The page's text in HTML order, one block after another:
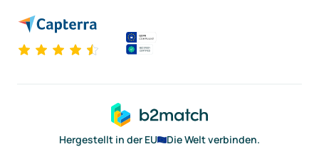
Hergestellt in der EU
Die Welt verbinden.